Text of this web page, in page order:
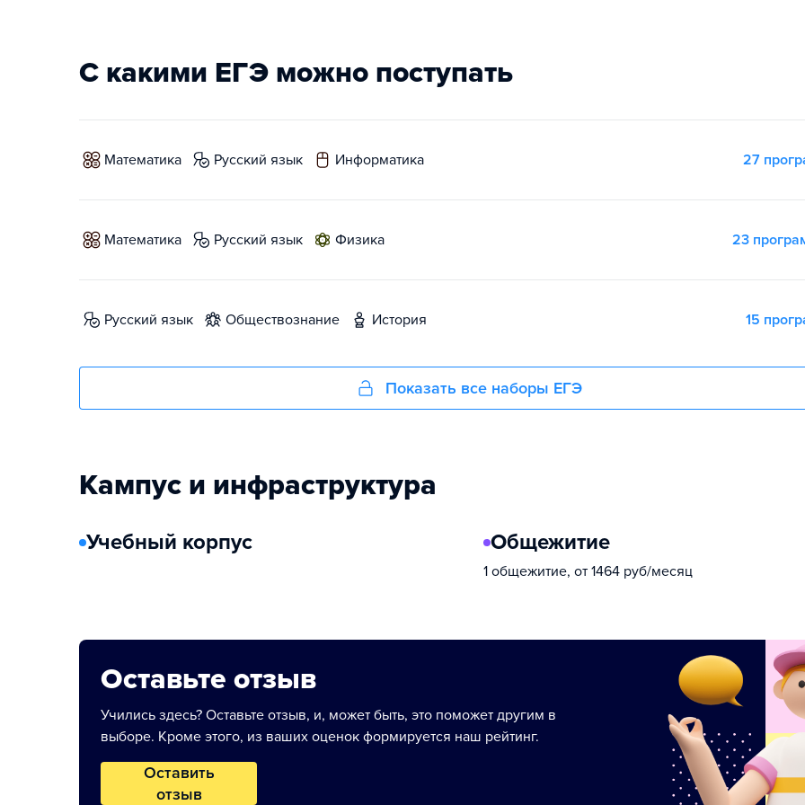
С какими ЕГЭ можно поступать
математика русский язык информатика 27
математика русский язык физика 23
русский язык обществознание история 15
Показать все наборы ЕГЭ
Кампус и инфраструктура
Учебный корпус Общежитие
1 общежитие, от 1464 руб/месяц
Оставьте отзыв
Учились здесь? Оставьте отзыв, и, может быть, это поможет другим в
выборе. Кроме этого, из ваших оценок формируется наш рейтинг.
Оставить
отзыв